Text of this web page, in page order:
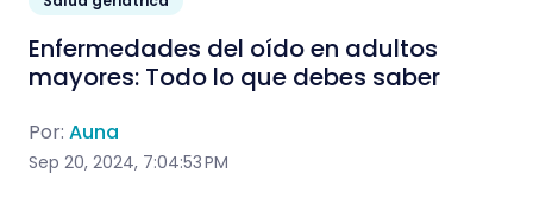
Enfermedades del oído en adultos
mayores: Todo lo que debes saber
Por: Auna
Sep 20, 2024, 7:04:53 PM